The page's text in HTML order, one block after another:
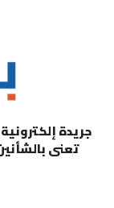
جريدة
تعنى